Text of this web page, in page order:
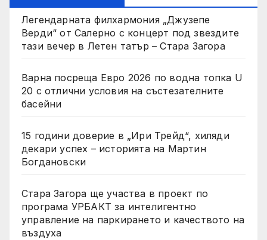
Легендарната филхармония „Джузепе
Верди“ от Салерно с концерт под звездите
тази вечер в Летен татър – Стара Загора
Варна посреща Евро 2026 по водна топка U
20 с отлични условия на състезателните
басейни
15 години доверие в „Ири Трейд“, хиляди
декари успех – историята на Мартин
Богдановски
Стара Загора ще участва в проект по
програма УРБАКТ за интелигентно
управление на паркирането и качеството на
въздуха